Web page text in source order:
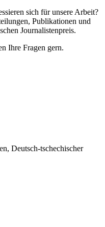
sich für unsere Arbeit?
Publikationen und
Journalistenpreis.
Ihre Fragen gern.
Deutsch-tschechischer